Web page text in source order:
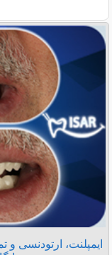
ایمپلنت، ارتودنسی